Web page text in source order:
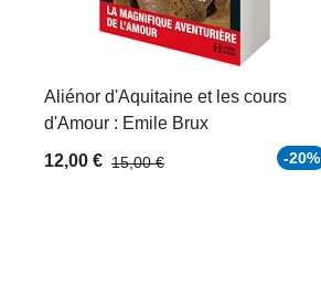
Aliénor d'Aquitaine et les cours
d'Amour : Emile Brux
12,00 € 15,00 € -20%